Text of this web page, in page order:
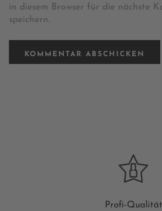
in diesem Browser für die nächste
speichern.
Profi-Qualität